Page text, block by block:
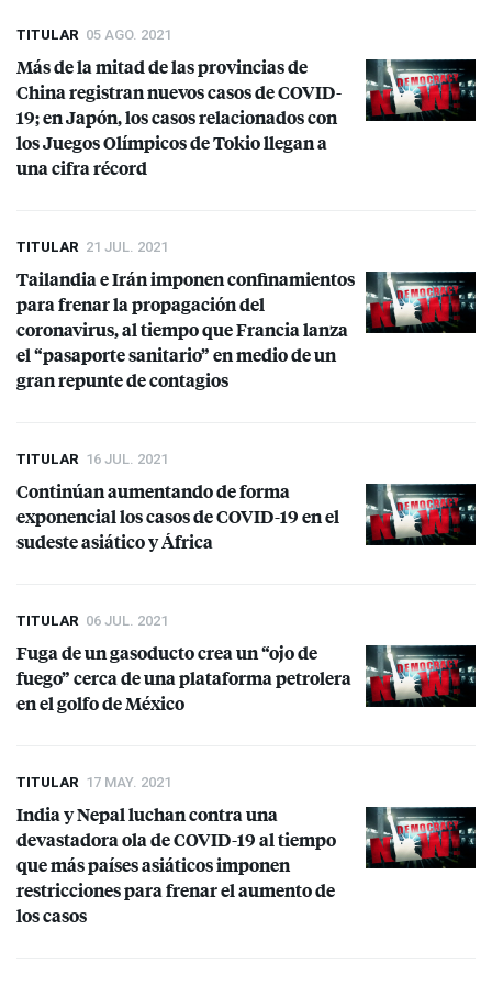
TITULAR 05 AGO. 2021
Más de la mitad de las provincias de
China registran nuevos casos deCOVID-
19; en Japón, los casos relacionados con
los Juegos Olímpicos de Tokio llegan a
una cifra récord
TITULAR 21 JUL. 2021
Tailandia e Irán imponen confinamientos
para frenar la propagación del
coronavirus, al tiempo que Francia lanza
el “pasaporte sanitario” en medio de un
gran repunte de contagios
TITULAR 16 JUL. 2021
Continúan aumentando de forma
exponencial los casos deCOVID-19 en el
sudeste asiático y África
TITULAR 06 JUL. 2021
Fuga de un gasoducto crea un “ojo de
fuego” cerca de una plataforma petrolera
en el golfo de México
TITULAR 17 MAY. 2021
India y Nepal luchan contra una
devastadora ola deCOVID-19 al tiempo
que más países asiáticos imponen
restricciones para frenar el aumento de
los casos